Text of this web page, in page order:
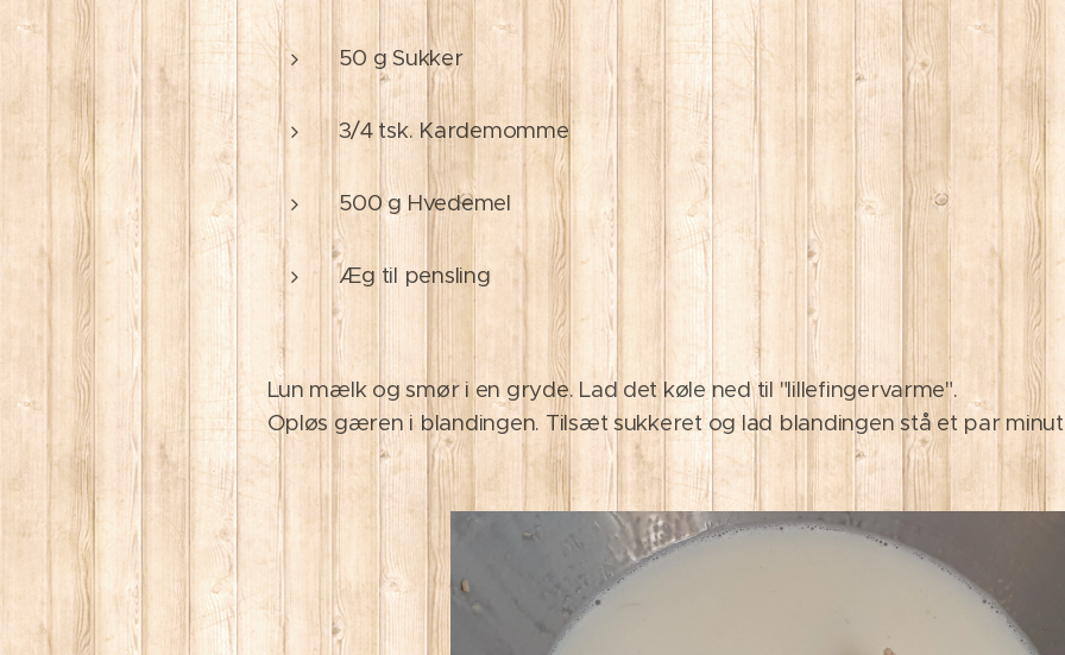
50 g Sukker
3/4 tsk. Kardemomme
500 g Hvedemel
Æg til pensling
Lun mælk og smør i en gryde. Lad det køle ned til "lillefingervarme".
Opløs gæren i blandingen. Tilsæt sukkeret og lad blandingen stå et par